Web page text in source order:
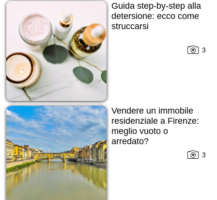
Guida step-by-step alla
detersione: ecco come
struccarsi
3
Vendere un immobile
residenziale a Firenze:
meglio vuoto o
arredato?
3